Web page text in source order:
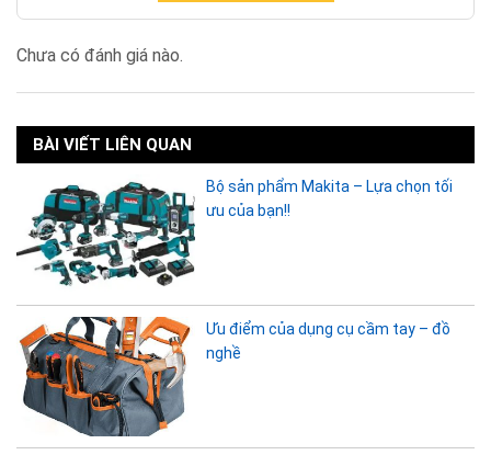
Chưa có đánh giá nào.
BÀI VIẾT LIÊN QUAN
Bộ sản phẩm Makita – Lựa chọn tối
ưu của bạn!!
Ưu điểm của dụng cụ cầm tay – đồ
nghề